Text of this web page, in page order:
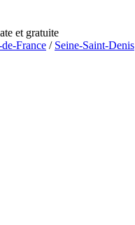
et gratuite
France / Seine-Saint-Denis